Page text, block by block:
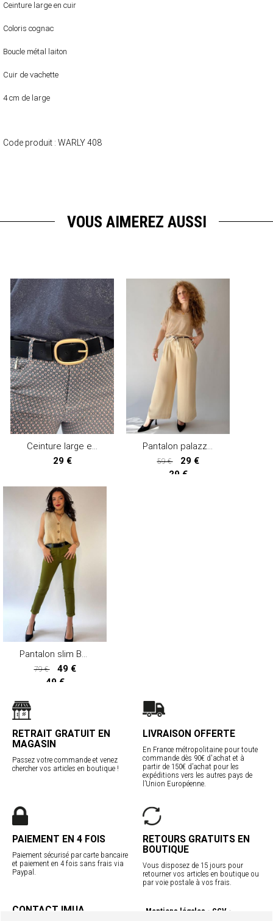
Ceinture large en cuir
Coloris cognac
Boucle métal laiton
Cuir de vachette
4 cm de large
Code produit : WARLY 408
VOUS AIMEREZ AUSSI
Ceinture large en cuir WARLY
29 €
Pantalon palazzo EMARA
59 €
29 €
29 €
Pantalon slim BALYNE
79 €
49 €
49 €
RETRAIT GRATUIT EN
MAGASIN
Passez votre commande et venez
chercher vos articles en boutique !
LIVRAISON OFFERTE
En France métropolitaine pour toute
commande dès 90€ d'achat et à
partir de 150€ d’achat pour les
expéditions vers les autres pays de
l’Union Européenne.
PAIEMENT EN 4 FOIS
Paiement sécurisé par carte bancaire
et paiement en 4 fois sans frais via
Paypal.
RETOURS GRATUITS EN
BOUTIQUE
Vous disposez de 15 jours pour
retourner vos articles en boutique ou
par voie postale à vos frais.
CONTACT IMUA Mentions légales
CGV